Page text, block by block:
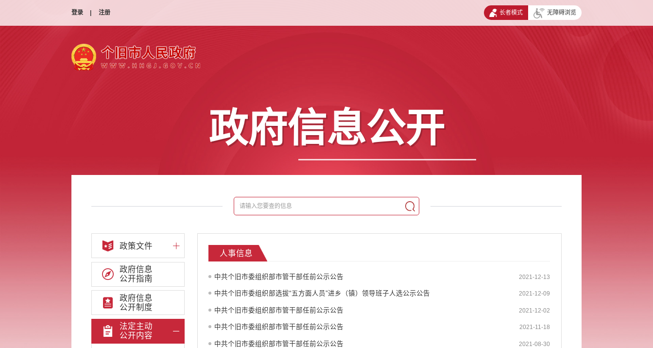
登录 注册 长者模式 无障碍浏览
政府信息公开
政策文件
政府信息
公开指南
政府信息
公开制度
法定主动
公开内容
人事信息
中共个旧市委组织部市管干部任前公示公告 2021-12-13
中共个旧市委组织部选拔“五方面人员”进乡（镇）领导班子人选公示公告 2021-12-09
中共个旧市委组织部市管干部任前公示公告 2021-12-02
中共个旧市委组织部市管干部任前公示公告 2021-11-18
中共个旧市委组织部市管干部任前公示公告 2021-08-30